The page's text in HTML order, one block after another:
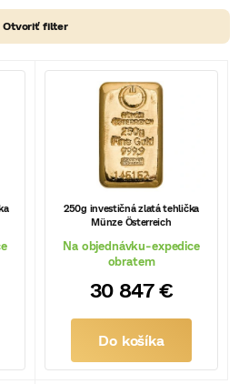
Otvoriť filter
250g investičná zlatá tehlička
Münze Österreich
Na objednávku-expedice
obratem
30 847 €
Do košíka